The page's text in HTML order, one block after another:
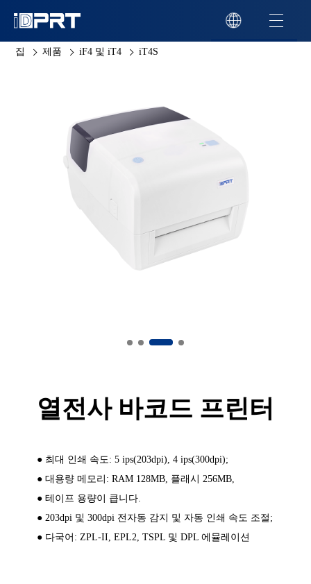
집 제품 iF4 및 iT4 iT4S
열전사 바코드 프린터
● 최대 인쇄 속도: 5 ips(203dpi), 4 ips(300dpi);
● 대용량 메모리: RAM 128MB, 플래시 256MB,
● 테이프 용량이 큽니다.
● 203dpi 및 300dpi 전자동 감지 및 자동 인쇄 속도 조절;
● 다국어: ZPL-II, EPL2, TSPL 및 DPL 에뮬레이션